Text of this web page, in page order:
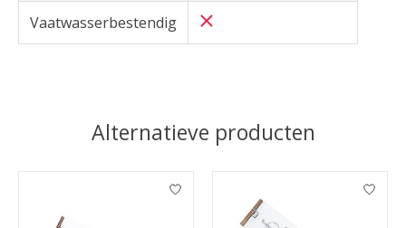
Vaatwasserbestendig
Alternatieve producten
Items van productcarrousel